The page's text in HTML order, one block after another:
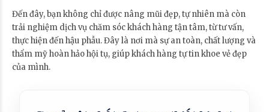
Đến đây, bạn không chỉ được nâng mũi đẹp, tự nhiên mà còn
trải nghiệm dịch vụ chăm sóc khách hàng tận tâm, từ tư vấn,
thực hiện đến hậu phẫu. Đây là nơi mà sự an toàn, chất lượng và
thẩm mỹ hoàn hảo hội tụ, giúp khách hàng tự tin khoe vẻ đẹp
của mình.